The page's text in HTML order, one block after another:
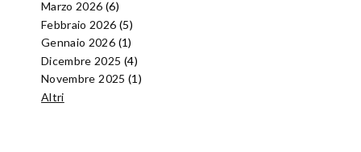
Marzo 2026 (6)
Febbraio 2026 (5)
Gennaio 2026 (1)
Dicembre 2025 (4)
Novembre 2025 (1)
Altri